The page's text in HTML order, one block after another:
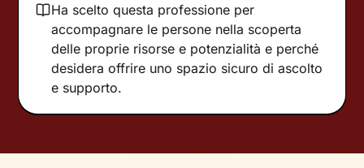
Ha scelto questa professione per
accompagnare le persone nella scoperta
delle proprie risorse e potenzialità e perché
desidera offrire uno spazio sicuro di ascolto
e supporto.